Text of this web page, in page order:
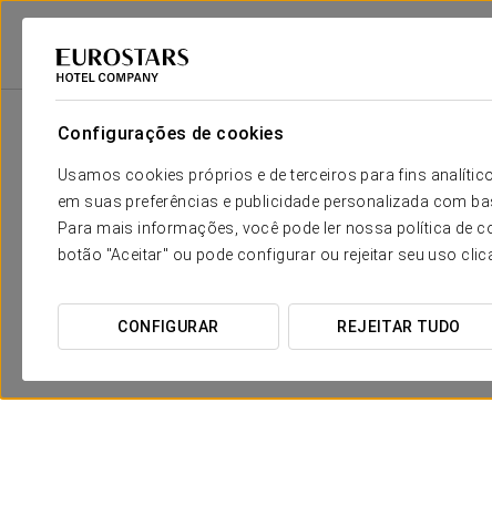
Configurações de cookies
Usamos cookies próprios e de terceiros para fins
em suas preferências e publicidade personalizada com
Para mais informações, você pode ler nossa política de
botão "Aceitar" ou pode configurar ou rejeitar seu uso
CONFIGURAR REJEITAR TUDO
Eurostars Hotel Company